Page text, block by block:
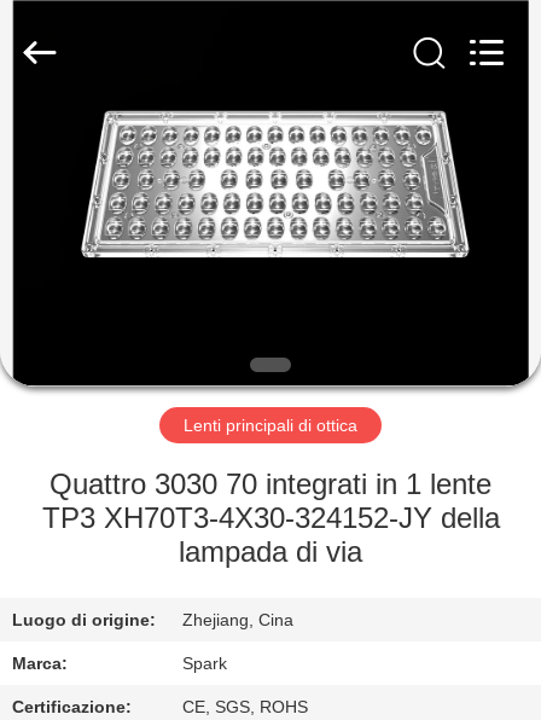
CASA.
PRODOTTI
NOI
ALLA
FABBRICA
DELLA
QUALITÀ
Technology
Co.,
Lenti principali di ottica
Quattro 3030 70 integrati in 1 lente
TP3 XH70T3-4X30-324152-JY della
lampada di via
Luogo di origine: Zhejiang, Cina
Marca: Spark
Certificazione: CE, SGS, ROHS